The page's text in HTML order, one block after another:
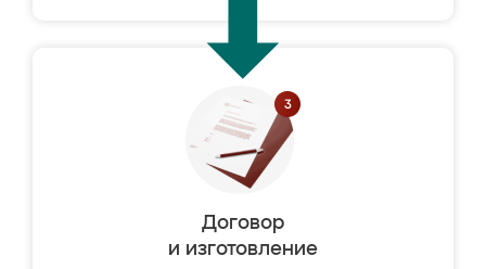
Договор
и изготовление